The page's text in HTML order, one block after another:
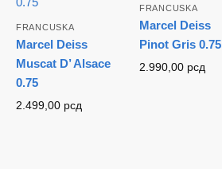
FRANCUSKA
Marcel Deiss
Muscat D’ Alsace
0.75
2.499,00 рсд
FRANCUSKA
Marcel Deiss
Pinot Gris 0.75
2.990,00 рсд